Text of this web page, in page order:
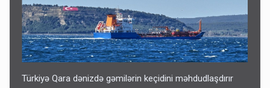
Türkiyə Qara dənizdə gəmilərin keçidini məhdudlaşdırır